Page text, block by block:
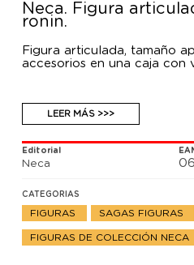
Neca. Figura
ronin.
Figura articulada, tamaño
accesorios en una caja con
LEER MÁS >>>
Editorial
Neca
CATEGORIAS
FIGURAS SAGAS FIGURAS
FIGURAS DE COLECCIÓN NECA